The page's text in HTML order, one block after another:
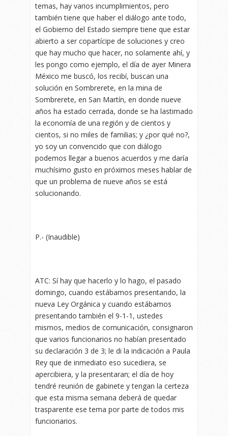
temas, hay varios incumplimientos, pero
también tiene que haber el diálogo ante todo,
el Gobierno del Estado siempre tiene que estar
abierto a ser copartícipe de soluciones y creo
que hay mucho que hacer, no solamente ahí, y
les pongo como ejemplo, el día de ayer Minera
México me buscó, los recibí, buscan una
solución en Sombrerete, en la mina de
Sombrerete, en San Martín, en donde nueve
años ha estado cerrada, donde se ha lastimado
la economía de una región y de cientos y
cientos, si no miles de familias; y ¿por qué no?,
yo soy un convencido que con diálogo
podemos llegar a buenos acuerdos y me daría
muchísimo gusto en próximos meses hablar de
que un problema de nueve años se está
solucionando.
P.- (Inaudible)
ATC: Sí hay que hacerlo y lo hago, el pasado
domingo, cuando estábamos presentando, la
nueva Ley Orgánica y cuando estábamos
presentando también el 9-1-1, ustedes
mismos, medios de comunicación, consignaron
que varios funcionarios no habían presentado
su declaración 3 de 3; le di la indicación a Paula
Rey que de inmediato eso sucediera, se
apercibiera, y la presentaran; el día de hoy
tendré reunión de gabinete y tengan la certeza
que esta misma semana deberá de quedar
trasparente ese tema por parte de todos mis
funcionarios.